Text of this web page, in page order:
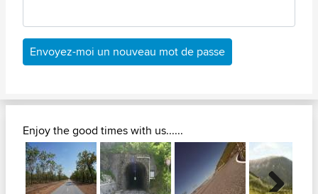
Envoyez-moi un nouveau mot de passe
Enjoy the good times with us......